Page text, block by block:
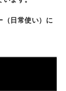
（日常使い）に